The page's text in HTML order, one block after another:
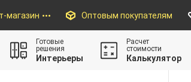
магазин Оптовым покупателям
Готовые
решения
Интерьеры
Расчет
стоимости
Калькулятор